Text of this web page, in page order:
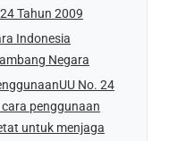
Tahun 2009
Indonesia
Negara
No. 24
penggunaan
untuk menjaga